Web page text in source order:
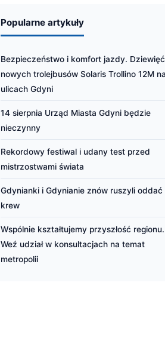
Popularne artykuły
Bezpieczeństwo i komfort jazdy. Dziewięć
nowych trolejbusów Solaris Trollino 12M na
ulicach Gdyni
14 sierpnia Urząd Miasta Gdyni będzie
nieczynny
Rekordowy festiwal i udany test przed
mistrzostwami świata
Gdynianki i Gdynianie znów ruszyli oddać
krew
Wspólnie kształtujemy przyszłość regionu.
Weź udział w konsultacjach na temat
metropolii